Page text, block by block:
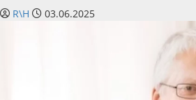
R\H 03.06.2025